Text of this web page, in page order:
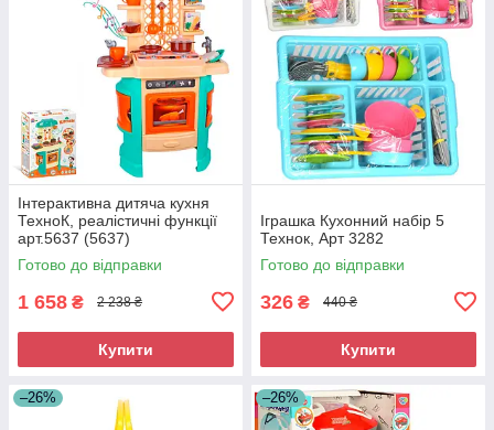
Інтерактивна дитяча кухня
ТехноК, реалістичні функції
арт.5637 (5637)
Готово до відправки
1 658 ₴ 2 238 ₴
Купити
Іграшка Кухонний набір 5
Технок, Арт 3282
Готово до відправки
326 ₴ 440 ₴
Купити
–26% –26%